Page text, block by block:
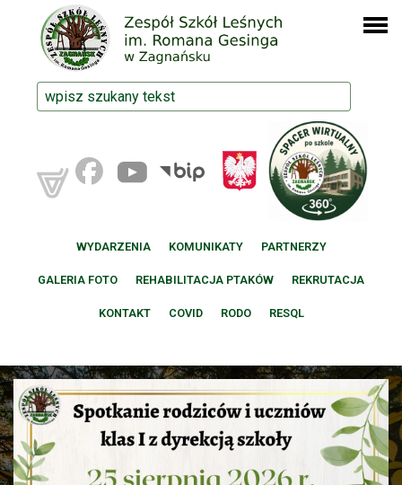
WYDARZENIA KOMUNIKATY PARTNERZY
GALERIA FOTO REHABILITACJA PTAKÓW REKRUTACJA
KONTAKT COVID RODO RESQL